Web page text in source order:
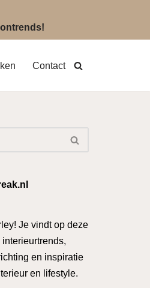
Contact
Je vindt op deze
en inspiratie
en lifestyle.